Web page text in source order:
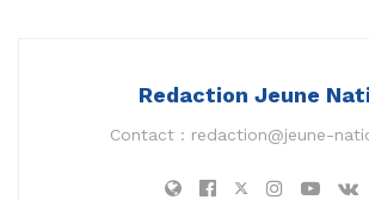
Redaction Jeune
Contact : redaction@jeune-